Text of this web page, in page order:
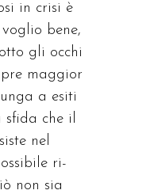
in crisi è
voglio bene,
gli occhi
maggior
a esiti
sfida che il
nel
ri-
non sia